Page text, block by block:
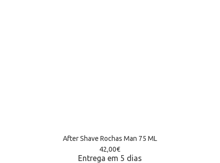
After Shave Rochas Man 75 ML
42,00€
Entrega em 5 dias